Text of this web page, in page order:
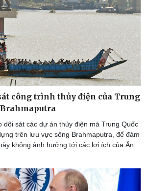
Podcast
Đọc truyện đêm khuya
Cửa sổ tình yêu
Kể chuyện cho bé
công trình thủy điện của Trung
dõi sát các dự án thủy điện mà Trung Quốc
trên lưu vực sông Brahmaputra, để đảm
không ảnh hưởng tới các lợi ích của Ấn